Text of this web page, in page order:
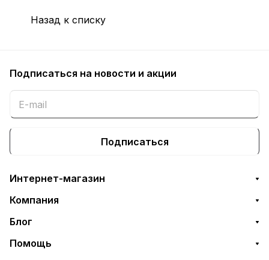
Назад к списку
Подписаться на новости и акции
Подписаться
Интернет-магазин
Компания
Блог
Помощь